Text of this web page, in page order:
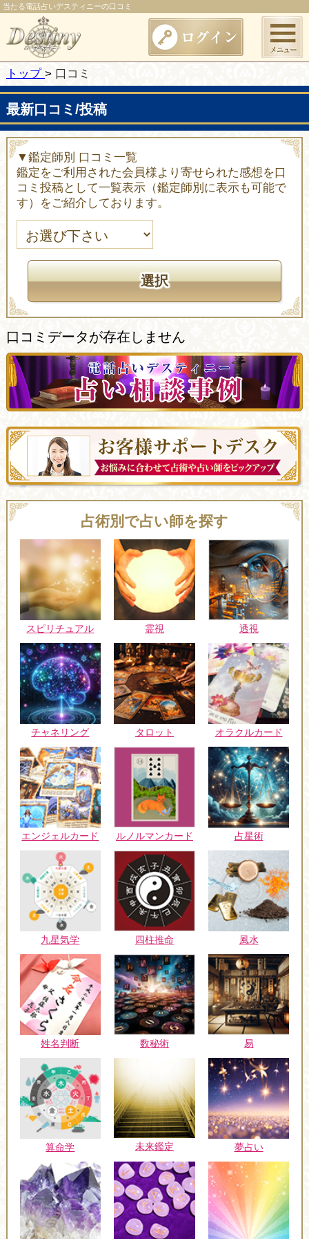
当たる電話占いデスティニーの口コミ
トップ 口コミ
最新口コミ/投稿
▼鑑定師別 口コミ一覧
鑑定をご利用された会員様より寄せられた感想を口
コミ投稿として一覧表示（鑑定師別に表示も可能で
す）をご紹介しております。
選択
口コミデータが存在しません
占術別で占い師を探す
スピリチュアル 霊視 透視
チャネリング タロット オラクルカード
エンジェルカード ルノルマンカード 占星術
九星気学 四柱推命 風水
姓名判断 数秘術 易
算命学 未来鑑定 夢占い